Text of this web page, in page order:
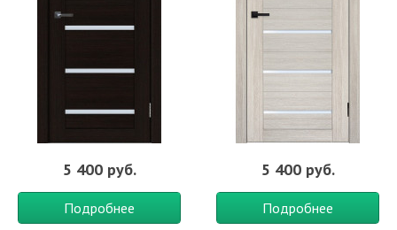
5 400 руб.
Подробнее
5 400 руб.
Подробнее